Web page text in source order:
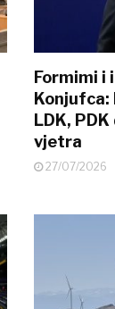
Formimi i
Konjufca:
LDK,
vjetra
27/07/2026